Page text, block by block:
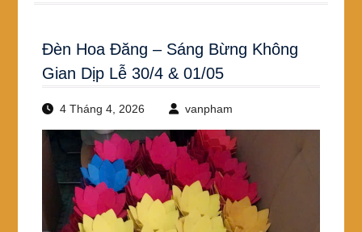
Đèn Hoa Đăng – Sáng Bừng Không
Gian Dịp Lễ 30/4 & 01/05
4 Tháng 4, 2026 vanpham